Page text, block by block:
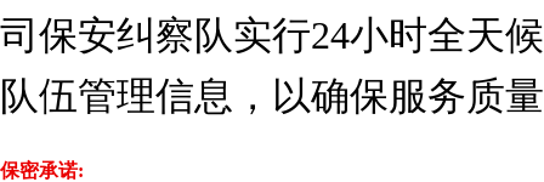
司保安纠察队实行24小时全天
队伍管理信息，以确保服务质
保密承诺: